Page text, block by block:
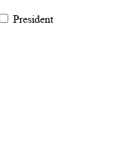
President